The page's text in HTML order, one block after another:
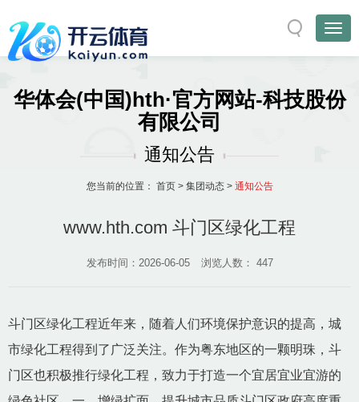
华体会(中国)hth·官方网站-科技股份
有限公司
通知公告
您当前的位置： 首页> 集团动态> 通知公告
www.hth.com 斗门区绿化工程
发布时间：2026-06-05 浏览人数： 447
斗门区绿化工程近年来，随着人们环境保护意识的提高，城
市绿化工程得到了广泛关注。作为粤东地区的一颗明珠，斗
门区也积极推行绿化工程，致力于打造一个宜居宜业宜游的